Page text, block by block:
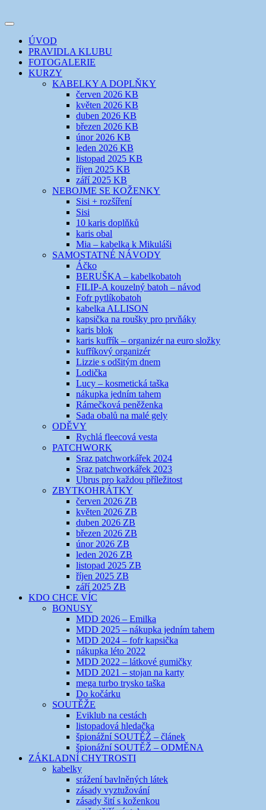
k
webuEVIKLUB
šicí klub
Toggle
navigation
ÚVOD
PRAVIDLA KLUBU
FOTOGALERIE
KURZY
KABELKY A DOPLŇKY
červen 2026 KB
květen 2026 KB
duben 2026 KB
březen 2026 KB
únor 2026 KB
leden 2026 KB
listopad 2025 KB
říjen 2025 KB
září 2025 KB
NEBOJME SE KOŽENKY
Sisi + rozšíření
Sisi
10 karis doplňků
karis obal
Mia – kabelka k Mikuláši
SAMOSTATNÉ NÁVODY
Áčko
BERUŠKA – kabelkobatoh
FILIP-A kouzelný batoh – návod
Fofr pytlíkobatoh
kabelka ALLISON
kapsička na roušky pro prvňáky
karis blok
karis kufřík – organizér na euro složky
kufříkový organizér
Lizzie s odšitým dnem
Lodička
Lucy – kosmetická taška
nákupka jedním tahem
Rámečková peněženka
Sada obalů na malé gely
ODĚVY
Rychlá fleecová vesta
PATCHWORK
Sraz patchworkářek 2024
Sraz patchworkářek 2023
Ubrus pro každou příležitost
ZBYTKOHRÁTKY
červen 2026 ZB
květen 2026 ZB
duben 2026 ZB
březen 2026 ZB
únor 2026 ZB
leden 2026 ZB
listopad 2025 ZB
říjen 2025 ZB
září 2025 ZB
KDO CHCE VÍC
BONUSY
MDD 2026 – Emilka
MDD 2025 – nákupka jedním tahem
MDD 2024 – fofr kapsička
nákupka léto 2022
MDD 2022 – látkové gumičky
MDD 2021 – stojan na karty
mega turbo trysko taška
Do kočárku
SOUTĚŽE
Eviklub na cestách
listopadová hledačka
špionážní SOUTĚŽ – článek
špionážní SOUTĚŽ – ODMĚNA
ZÁKLADNÍ CHYTROSTI
kabelky
srážení bavlněných látek
zásady vyztužování
zásady šití s koženkou